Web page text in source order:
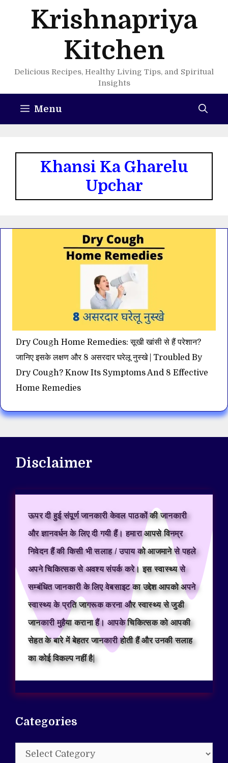
Krishnapriya
Kitchen
Delicious Recipes, Healthy Living Tips, and Spiritual
Insights
Menu
Khansi Ka Gharelu
Upchar
Dry Cough Home Remedies: सूखी खांसी से हैं परेशान?
जानिए इसके लक्षण और 8 असरदार घरेलू नुस्खे | Troubled By
Dry Cough? Know Its Symptoms And 8 Effective
Home Remedies
Disclaimer
ऊपर दी हुई संपूर्ण जानकारी केवल पाठकों की जानकारी
और ज्ञानवर्धन के लिए दी गयी हैं। हमारा आपसे विनम्र
निवेदन हैं की किसी भी सलाह / उपाय को आजमाने से पहले
अपने चिकित्सक से अवश्य संपर्क करे। इस स्वास्थ्य से
सम्बंधित जानकारी के लिए वेबसाइट का उद्देश आपको अपने
स्वास्थ्य के प्रति जागरूक करना और स्वास्थ्य से जुडी
जानकारी मुहैया कराना हैं। आपके चिकित्सक को आपकी
सेहत के बारे में बेहतर जानकारी होती हैं और उनकी सलाह
का कोई विकल्प नहीं है|
Categories
Categories